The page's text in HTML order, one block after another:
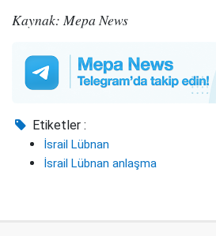
Kaynak: Mepa News
Etiketler :
İsrail Lübnan
İsrail Lübnan anlaşma